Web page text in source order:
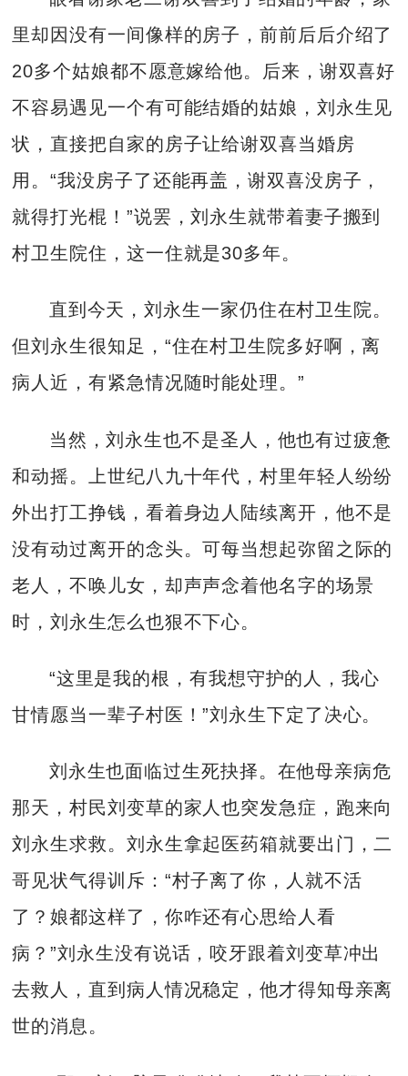
里却因没有一间像样的房子，前前后后介绍了
20多个姑娘都不愿意嫁给他。后来，谢双喜好
不容易遇见一个有可能结婚的姑娘，刘永生见
状，直接把自家的房子让给谢双喜当婚房
用。“我没房子了还能再盖，谢双喜没房子，
就得打光棍！”说罢，刘永生就带着妻子搬到
村卫生院住，这一住就是30多年。
直到今天，刘永生一家仍住在村卫生院。
但刘永生很知足，“住在村卫生院多好啊，离
病人近，有紧急情况随时能处理。”
当然，刘永生也不是圣人，他也有过疲惫
和动摇。上世纪八九十年代，村里年轻人纷纷
外出打工挣钱，看着身边人陆续离开，他不是
没有动过离开的念头。可每当想起弥留之际的
老人，不唤儿女，却声声念着他名字的场景
时，刘永生怎么也狠不下心。
“这里是我的根，有我想守护的人，我心
甘情愿当一辈子村医！”刘永生下定了决心。
刘永生也面临过生死抉择。在他母亲病危
那天，村民刘变草的家人也突发急症，跑来向
刘永生求救。刘永生拿起医药箱就要出门，二
哥见状气得训斥：“村子离了你，人就不活
了？娘都这样了，你咋还有心思给人看
病？”刘永生没有说话，咬牙跟着刘变草冲出
去救人，直到病人情况稳定，他才得知母亲离
世的消息。